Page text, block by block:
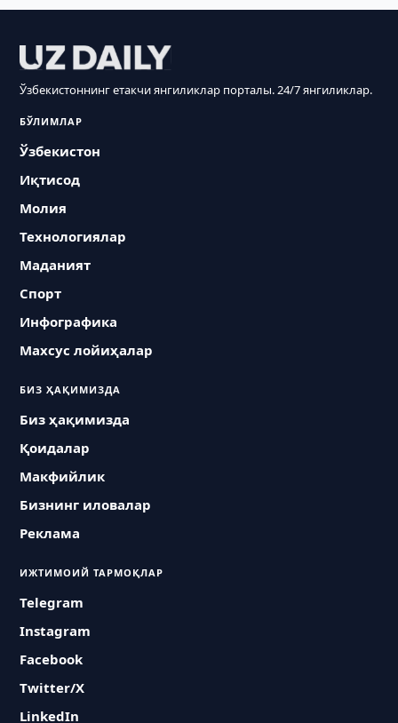
Ўзбекистоннинг етакчи янгиликлар порталы. 24/7 янгиликлар.
БЎЛИМЛАР
Ўзбекистон
Иқтисод
Молия
Технологиялар
Маданият
Спорт
Инфографика
Махсус лойиҳалар
БИЗ ҲАҚИМИЗДА
Биз ҳақимизда
Қоидалар
Макфийлик
Бизнинг иловалар
Реклама
ИЖТИМОИЙ ТАРМОҚЛАР
Telegram
Instagram
Facebook
Twitter/X
LinkedIn